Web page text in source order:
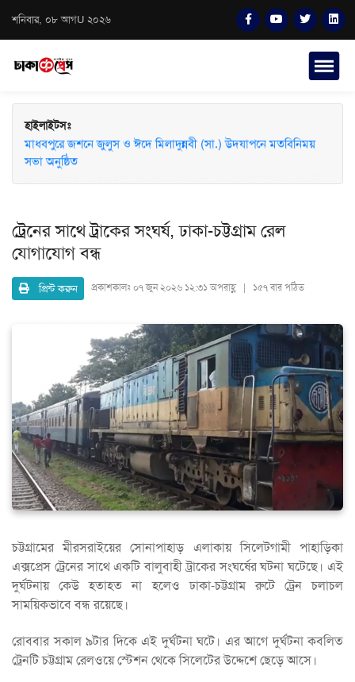
শনিবার, ০৮ আগU ২০২৬
হাইলাইটসঃ
মাধবপুরে জশনে জুলুস ও ঈদে মিলাদুন্নবী (সা.) উদযাপনে মতবিনিময়
সভা অনুষ্ঠিত
ট্রেনের সাথে ট্রাকের সংঘর্ষ, ঢাকা-চট্টগ্রাম রেল
যোগাযোগ বন্ধ
প্রিন্ট করুন প্রকাশকালঃ ০৭ জুন ২০২৬ ১২:৩১ অপরাহ্ণ | ১৫৭ বার পঠিত
চট্টগ্রামের মীরসরাইয়ের সোনাপাহাড় এলাকায় সিলেটগামী পাহাড়িকা
এক্সপ্রেস ট্রেনের সাথে একটি বালুবাহী ট্রাকের সংঘর্ষের ঘটনা ঘটেছে। এই
দুর্ঘটনায় কেউ হতাহত না হলেও ঢাকা-চট্টগ্রাম রুটে ট্রেন চলাচল
সাময়িকভাবে বন্ধ রয়েছে।
রোববার সকাল ৯টার দিকে এই দুর্ঘটনা ঘটে। এর আগে দুর্ঘটনা কবলিত
ট্রেনটি চট্টগ্রাম রেলওয়ে স্টেশন থেকে সিলেটের উদ্দেশে ছেড়ে আসে।